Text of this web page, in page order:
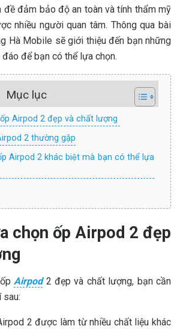
đề đảm bảo độ an toàn và tính thẩm mỹ
nhiều người quan tâm. Thông qua bài
Hà Mobile sẽ giới thiệu đến bạn những
để bạn có thể lựa chọn.
Mục lục
Airpod 2 đẹp và chất lượng
2 thường gặp
Airpod 2 khác biệt mà bạn có thể lựa
chọn ốp Airpod 2 đẹp
ốpAirpod2 đẹp và chất lượng, bạn cần
sau:
2 được làm từ nhiều chất liệu khác